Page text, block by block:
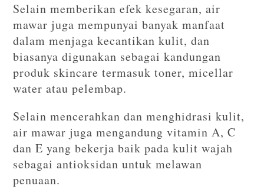
Selain memberikan efek kesegaran, air
mawar juga mempunyai banyak manfaat
dalam menjaga kecantikan kulit, dan
biasanya digunakan sebagai kandungan
produk skincare termasuk toner, micellar
water atau pelembap.
Selain mencerahkan dan menghidrasi kulit,
air mawar juga mengandung vitamin A, C
dan E yang bekerja baik pada kulit wajah
sebagai antioksidan untuk melawan
penuaan.